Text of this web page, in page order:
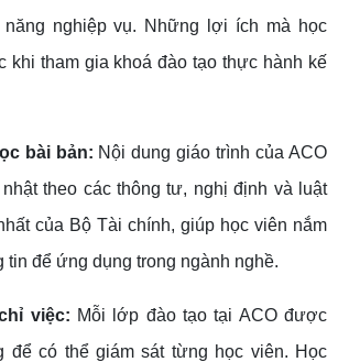
nghiệp vụ. Những lợi ích mà học
khi tham gia khoá đào tạo thực hành kế
bài bản: Nội dung giáo trình của ACO
theo các thông tư, nghị định và luật
của Bộ Tài chính, giúp học viên nắm
tin để ứng dụng trong ngành nghề.
việc: Mỗi lớp đào tạo tại ACO được
có thể giám sát từng học viên. Học